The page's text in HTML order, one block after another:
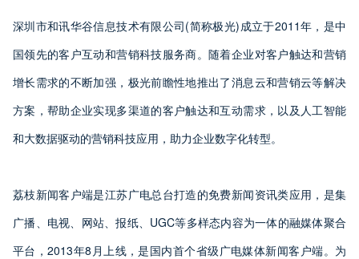
深圳市和讯华谷信息技术有限公司(简称极光)成立于2011年，是中
国领先的客户互动和营销科技服务商。随着企业对客户触达和营销
增长需求的不断加强，极光前瞻性地推出了消息云和营销云等解决
方案，帮助企业实现多渠道的客户触达和互动需求，以及人工智能
和大数据驱动的营销科技应用，助力企业数字化转型。
荔枝新闻客户端是江苏广电总台打造的免费新闻资讯类应用，是集
广播、电视、网站、报纸、UGC等多样态内容为一体的融媒体聚合
平台，2013年8月上线，是国内首个省级广电媒体新闻客户端。为